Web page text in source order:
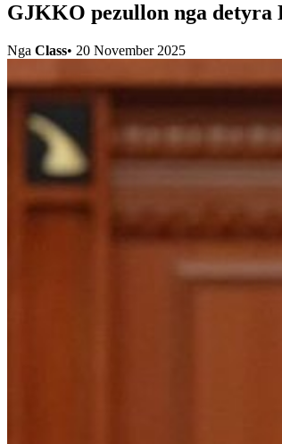
GJKKO pezullon nga detyra
Nga Class• 20 November 2025